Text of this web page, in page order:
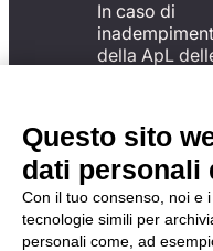
In caso di
della ApL
del Codice
possibile
reclamo
Monitoraggio
una delle
descritte al
Questo sito
dati personali
Con il tuo consenso, noi e
tecnologie simili per
personali come, ad